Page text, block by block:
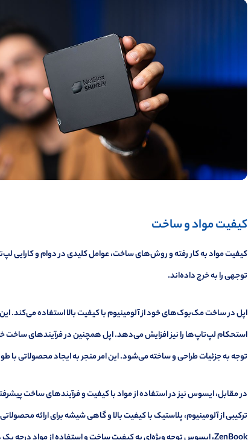
کیفیت مواد و ساخت
کیفیت مواد به کار رفته و روش‌های ساخت، عوامل کلیدی در دوام و
توجهی را به خرج داده‌اند.
اپل در ساخت مک‌بوک‌های خود از آلومینیوم با کیفیت بالا استفاده می‌کند.
استحکام لپ‌تاپ‌ها را نیز افزایش می‌دهد. اپل همچنین در فرآیندهای ساخت
توجه به جزئیات طراحی و ساخته می‌شود. این امر منجر به ایجاد محصولاتی با
در مقابل، ایسوس نیز در استفاده از مواد با کیفیت و فرآیندهای ساخت
ترکیبی از آلومینیوم، پلاستیک با کیفیت بالا و گاهی شیشه برای ارائه